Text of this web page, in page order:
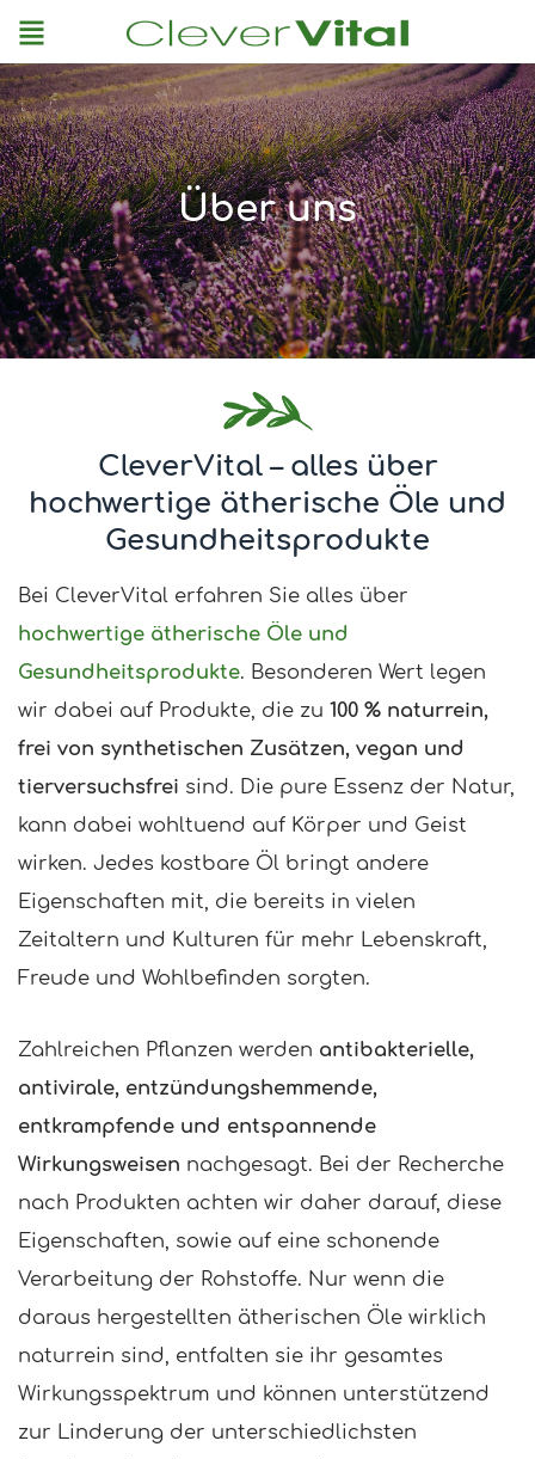
Menu
Über uns
CleverVital – alles über
hochwertige ätherische Öle und
Gesundheitsprodukte
Bei CleverVital erfahren Sie alles über
hochwertige ätherische Öle und
Gesundheitsprodukte. Besonderen Wert legen
wir dabei auf Produkte, die zu 100 % naturrein,
frei von synthetischen Zusätzen, vegan und
tierversuchsfrei sind. Die pure Essenz der Natur,
kann dabei wohltuend auf Körper und Geist
wirken. Jedes kostbare Öl bringt andere
Eigenschaften mit, die bereits in vielen
Zeitaltern und Kulturen für mehr Lebenskraft,
Freude und Wohlbefinden sorgten.
Zahlreichen Pflanzen werden antibakterielle,
antivirale, entzündungshemmende,
entkrampfende und entspannende
Wirkungsweisen nachgesagt. Bei der Recherche
nach Produkten achten wir daher darauf, diese
Eigenschaften, sowie auf eine schonende
Verarbeitung der Rohstoffe. Nur wenn die
daraus hergestellten ätherischen Öle wirklich
naturrein sind, entfalten sie ihr gesamtes
Wirkungsspektrum und können unterstützend
zur Linderung der unterschiedlichsten